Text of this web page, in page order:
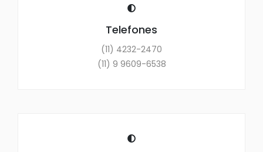
Telefones
(11) 4232-2470
(11) 9 9609-6538